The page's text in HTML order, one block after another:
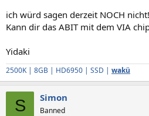
ich würd sagen derzeit NOCH nicht!
Kann dir das ABIT mit dem VIA
Yidaki
2500K | 8GB | HD6950 | SSD | wakü
S Simon
Banned